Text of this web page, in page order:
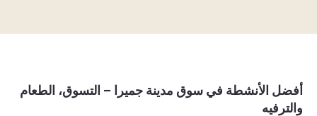
أفضل الأنشطة في سوق مدينة جميرا – التسوق، الطعام
والترفيه